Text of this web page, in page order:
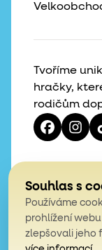
Tvoříme
hračky,
rodičům
z celkem 200
Souhlas s
Používáme
prohlížení
zlepšovali jeho